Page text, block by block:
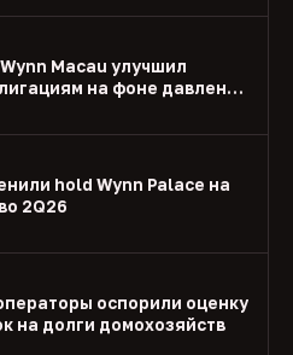
Macau улучшил
на фоне давления
hold Wynn Palace на
2Q26
оспорили оценку
на долги домохозяйств